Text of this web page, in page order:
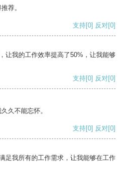
荐。
支持[0] 反对[0]
让我的工作效率提高了50%，让我能够
支持[0] 反对[0]
久不能忘怀。
支持[0] 反对[0]
足我所有的工作需求，让我能够在工作